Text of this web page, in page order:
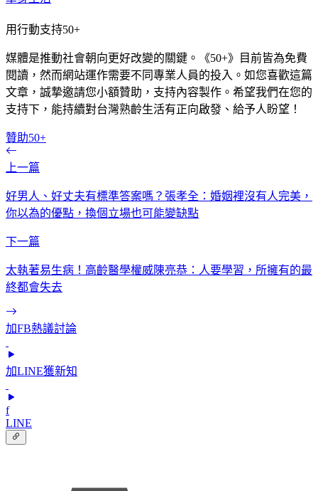
用行動支持50+
媒體是推動社會朝向更好改變的關鍵。《50+》目前皆為免費
閱讀，然而網站運作需要不同專業人員的投入。如您喜歡這篇
文章，誠摯邀請您小額贊助，支持內容製作。希望我們在您的
支持下，能持續對台灣熟齡生活有正向啟發、給予人盼望！
贊助50+
上一篇
好男人、好丈夫有標準答案嗎？張孝全：婚姻裡沒有人完美，
你以為的優點，換個立場也可能變缺點
下一篇
太執著易生病！高齡醫學權威陳亮恭：人要學習，所擁有的最
終都會失去
加FB熱議討論
加LINE獲新知
f
LINE